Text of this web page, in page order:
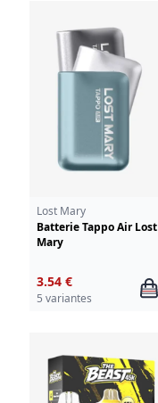
Lost Mary
Batterie Tappo Air Lost
Mary
3.54 €
5 variantes